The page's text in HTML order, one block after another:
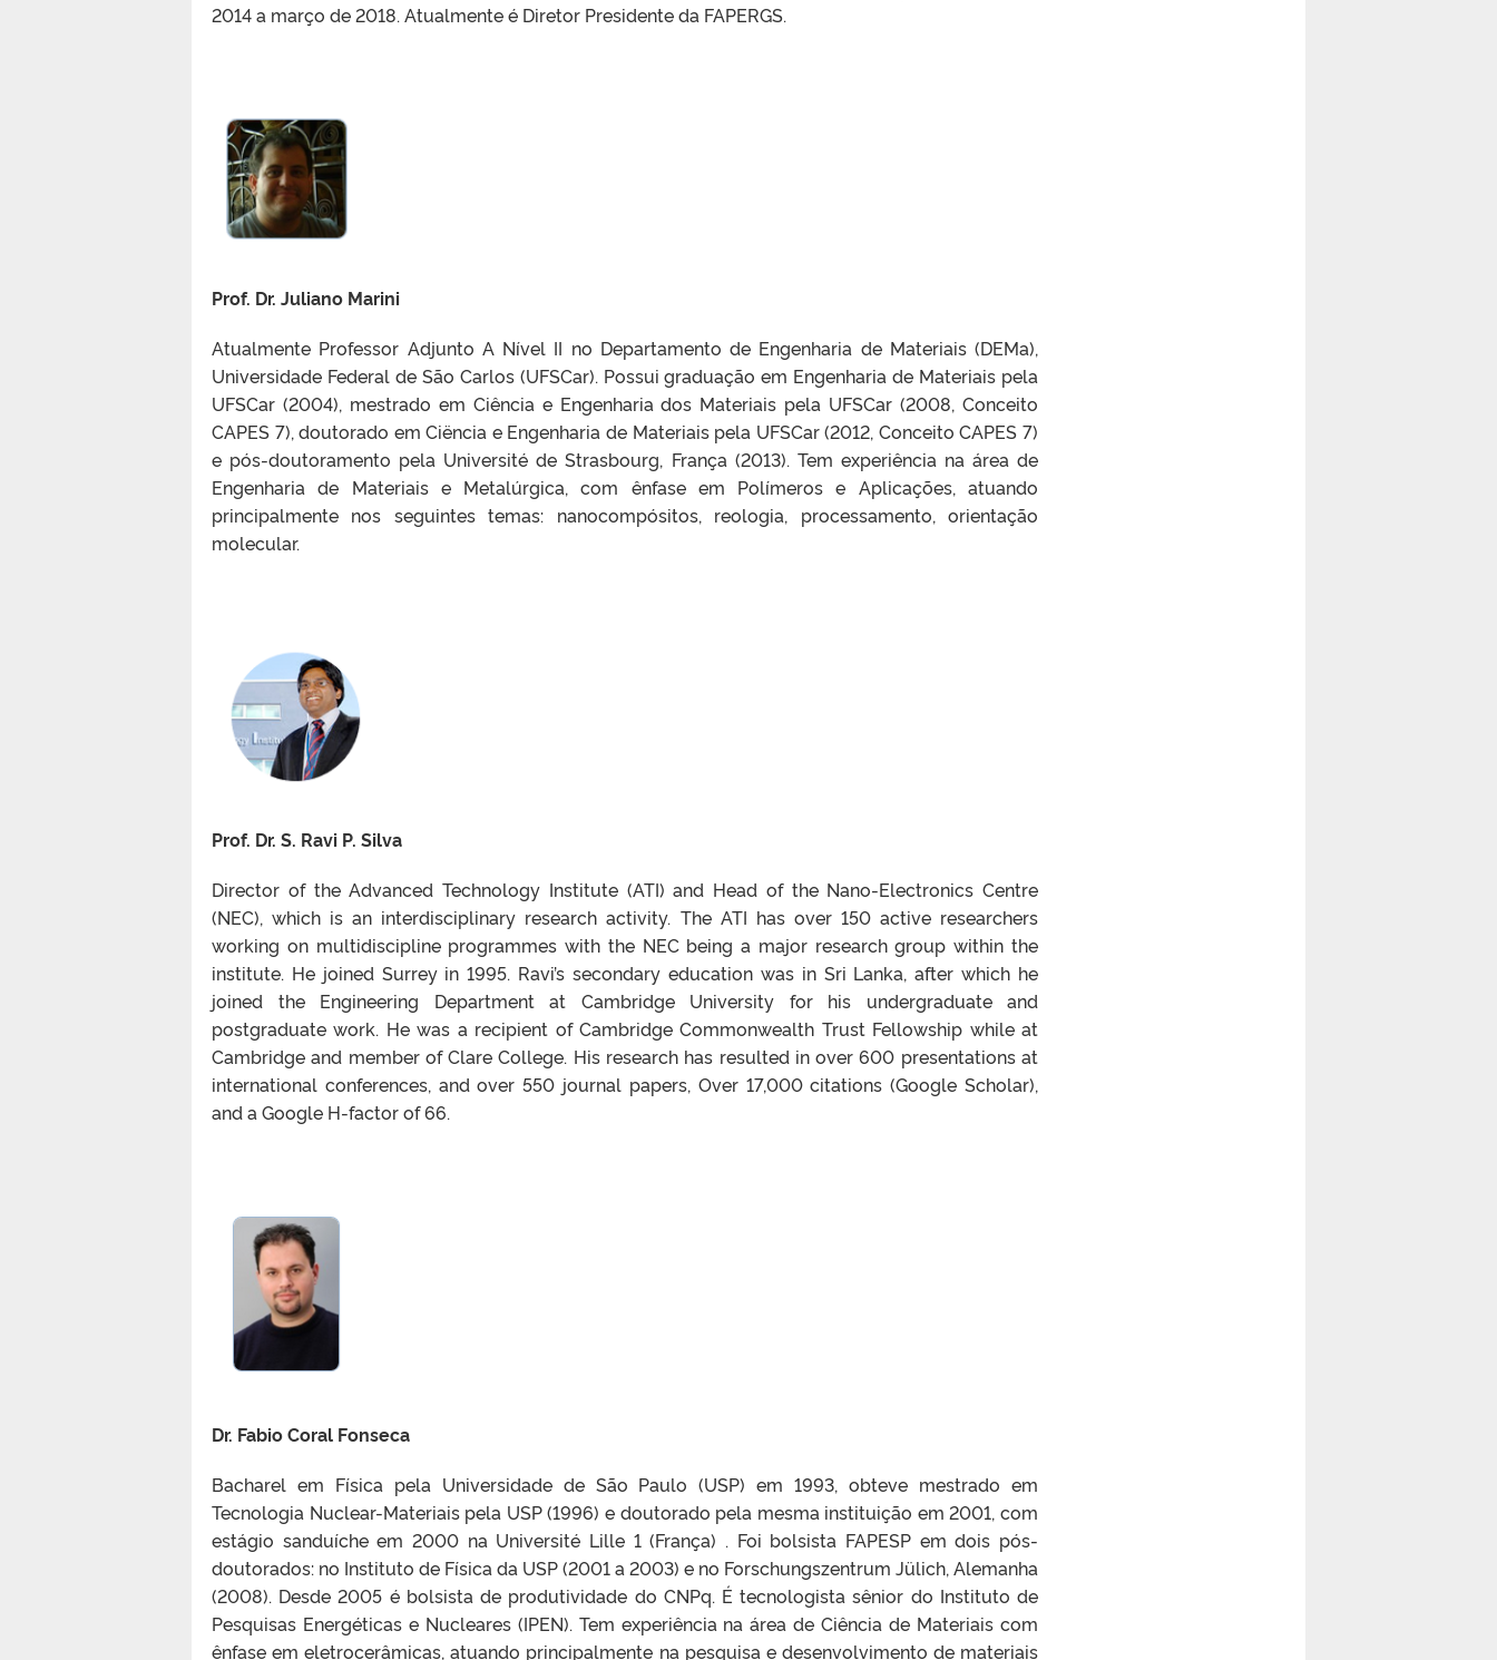
2014 a março de 2018. Atualmente é Diretor Presidente da FAPERGS.
Prof. Dr. Juliano Marini
Atualmente Professor Adjunto A Nível II no Departamento de Engenharia de Materiais (DEMa),
Universidade Federal de São Carlos (UFSCar). Possui graduação em Engenharia de Materiais pela
UFSCar (2004), mestrado em Ciência e Engenharia dos Materiais pela UFSCar (2008, Conceito
CAPES 7), doutorado em Ciëncia e Engenharia de Materiais pela UFSCar (2012, Conceito CAPES 7)
e pós-doutoramento pela Université de Strasbourg, França (2013). Tem experiência na área de
Engenharia de Materiais e Metalúrgica, com ênfase em Polímeros e Aplicações, atuando
principalmente nos seguintes temas: nanocompósitos, reologia, processamento, orientação
molecular.
Prof. Dr. S. Ravi P. Silva
Director of the Advanced Technology Institute (ATI) and Head of the Nano-Electronics Centre
(NEC), which is an interdisciplinary research activity. The ATI has over 150 active researchers
working on multidiscipline programmes with the NEC being a major research group within the
institute. He joined Surrey in 1995. Ravi’s secondary education was in Sri Lanka, after which he
joined the Engineering Department at Cambridge University for his undergraduate and
postgraduate work. He was a recipient of Cambridge Commonwealth Trust Fellowship while at
Cambridge and member of Clare College. His research has resulted in over 600 presentations at
international conferences, and over 550 journal papers, Over 17,000 citations (Google Scholar),
and a Google H-factor of 66.
Dr. Fabio Coral Fonseca
Bacharel em Física pela Universidade de São Paulo (USP) em 1993, obteve mestrado em
Tecnologia Nuclear-Materiais pela USP (1996) e doutorado pela mesma instituição em 2001, com
estágio sanduíche em 2000 na Université Lille 1 (França) . Foi bolsista FAPESP em dois pós-
doutorados: no Instituto de Física da USP (2001 a 2003) e no Forschungszentrum Jülich, Alemanha
(2008). Desde 2005 é bolsista de produtividade do CNPq. É tecnologista sênior do Instituto de
Pesquisas Energéticas e Nucleares (IPEN). Tem experiência na área de Ciência de Materiais com
ênfase em eletrocerâmicas, atuando principalmente na pesquisa e desenvolvimento de materiais